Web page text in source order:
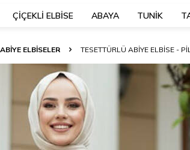
ÇIÇEKLI ELBISE ABAYA TUNİK
ABİYE ELBİSELER TESETTÜRLÜ ABIYE ELBISE -